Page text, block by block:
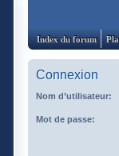
Index du forum
Connexion
Nom d’utilisateur:
Mot de passe: